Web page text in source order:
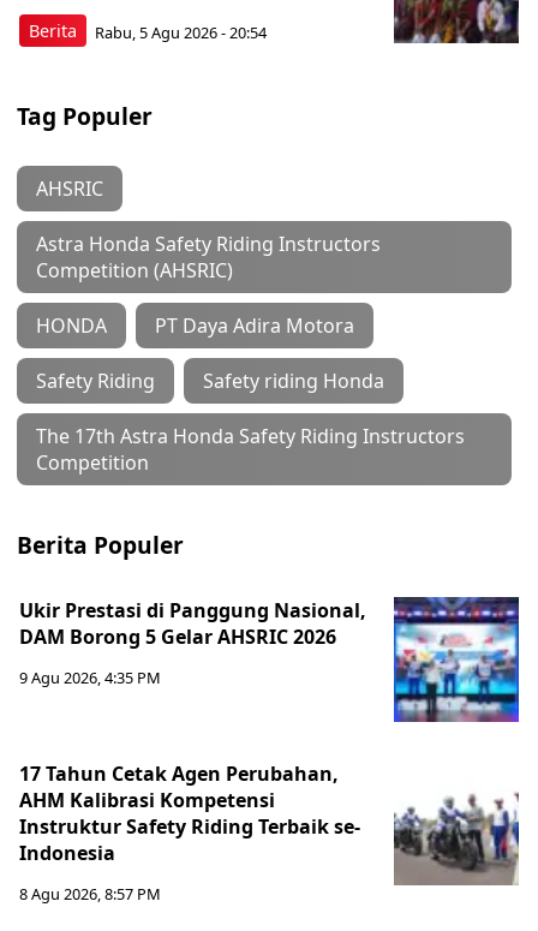
Berita Rabu, 5 Agu 2026 - 20:54
Tag Populer
AHSRIC
Astra Honda Safety Riding Instructors
Competition (AHSRIC)
HONDA PT Daya Adira Motora
Safety Riding Safety riding Honda
The 17th Astra Honda Safety Riding Instructors
Competition
Berita Populer
Ukir Prestasi di Panggung Nasional,
DAM Borong 5 Gelar AHSRIC 2026
9 Agu 2026, 4:35 PM
17 Tahun Cetak Agen Perubahan,
AHM Kalibrasi Kompetensi
Instruktur Safety Riding Terbaik se-
Indonesia
8 Agu 2026, 8:57 PM